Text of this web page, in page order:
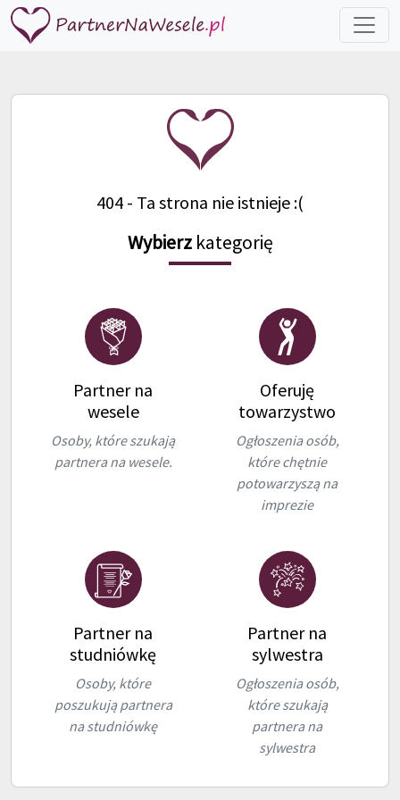
404 - Ta strona nie istnieje :(
Wybierzkategorię
Partner na
wesele
Osoby, które szukają
partnera na wesele.
Oferuję
towarzystwo
Ogłoszenia osób,
które chętnie
potowarzyszą na
imprezie
Partner na
studniówkę
Osoby, które
poszukują partnera
na studniówkę
Partner na
sylwestra
Ogłoszenia osób,
które szukają
partnera na
sylwestra